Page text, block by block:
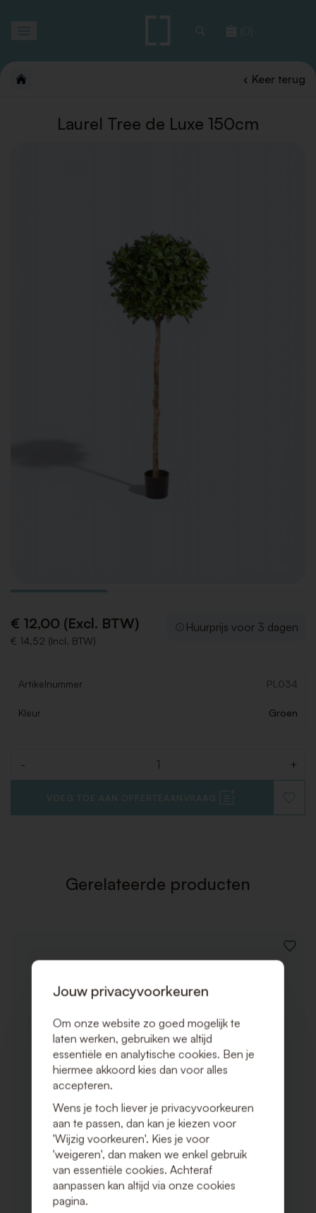
(0)
Keer terug
Laurel Tree de Luxe 150cm
€ 12,00 (Excl. BTW)
€ 14,52 (Incl. BTW)
Huurprijs voor 3 dagen
Artikelnummer PL034
Kleur Groen
- +
VOEG TOE AAN OFFERTEAANVRAAG
TOE
Gerelateerde producten
VOEG
TOE
Jouw privacyvoorkeuren
Om onze website zo goed mogelijk te
laten werken, gebruiken we altijd
essentiële en analytische cookies. Ben je
hiermee akkoord kies dan voor alles
accepteren.
Wens je toch liever je privacyvoorkeuren
aan te passen, dan kan je kiezen voor
'Wijzig voorkeuren'. Kies je voor
'weigeren', dan maken we enkel gebruik
van essentiële cookies. Achteraf
aanpassen kan altijd via onze cookies
pagina.